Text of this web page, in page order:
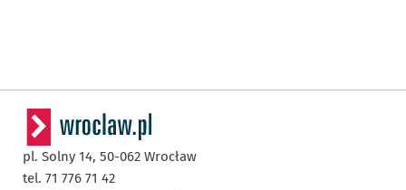
pl. Solny 14, 50-062 Wrocław
tel. 71 776 71 42